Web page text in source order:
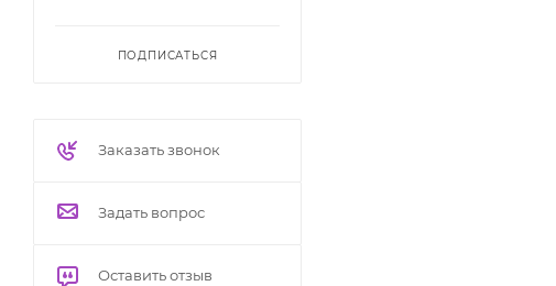
ПОДПИСАТЬСЯ
Заказать звонок
Задать вопрос
Оставить отзыв